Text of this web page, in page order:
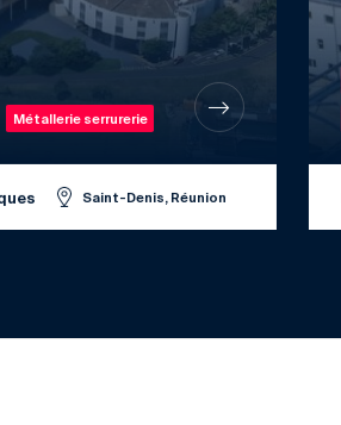
Métallerie serrurerie
Saint-Denis, Réunion